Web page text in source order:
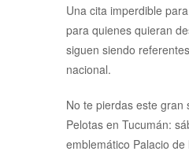
Una cita imperdible
para quienes quieran
siguen siendo
nacional.
No te pierdas este gran
Pelotas en Tucumán:
emblemático Palacio de